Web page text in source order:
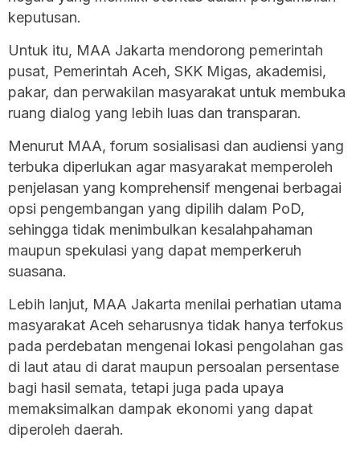
keputusan.
Untuk itu, MAA Jakarta mendorong pemerintah
pusat, Pemerintah Aceh, SKK Migas, akademisi,
pakar, dan perwakilan masyarakat untuk membuka
ruang dialog yang lebih luas dan transparan.
Menurut MAA, forum sosialisasi dan audiensi yang
terbuka diperlukan agar masyarakat memperoleh
penjelasan yang komprehensif mengenai berbagai
opsi pengembangan yang dipilih dalam PoD,
sehingga tidak menimbulkan kesalahpahaman
maupun spekulasi yang dapat memperkeruh
suasana.
Lebih lanjut, MAA Jakarta menilai perhatian utama
masyarakat Aceh seharusnya tidak hanya terfokus
pada perdebatan mengenai lokasi pengolahan gas
di laut atau di darat maupun persoalan persentase
bagi hasil semata, tetapi juga pada upaya
memaksimalkan dampak ekonomi yang dapat
diperoleh daerah.